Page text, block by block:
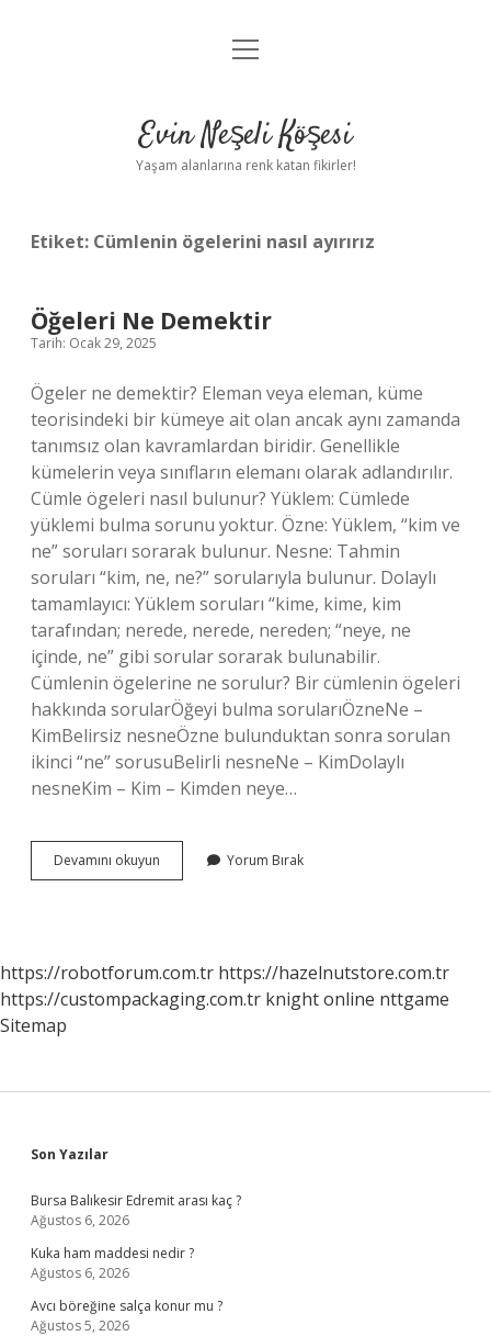
Anasayfa
Yasal Uyarı
menüyü
Evin Neşeli Köşesi
Yaşam alanlarına renk katan fikirler!
Etiket: Cümlenin ögelerini nasıl ayırırız
Öğeleri Ne Demektir
Tarih: Ocak 29, 2025
Ögeler ne demektir? Eleman veya eleman, küme
teorisindeki bir kümeye ait olan ancak aynı zamanda
tanımsız olan kavramlardan biridir. Genellikle
kümelerin veya sınıfların elemanı olarak adlandırılır.
Cümle ögeleri nasıl bulunur? Yüklem: Cümlede
yüklemi bulma sorunu yoktur. Özne: Yüklem, “kim ve
ne” soruları sorarak bulunur. Nesne: Tahmin
soruları “kim, ne, ne?” sorularıyla bulunur. Dolaylı
tamamlayıcı: Yüklem soruları “kime, kime, kim
tarafından; nerede, nerede, nereden; “neye, ne
içinde, ne” gibi sorular sorarak bulunabilir.
Cümlenin ögelerine ne sorulur? Bir cümlenin ögeleri
hakkında sorularÖğeyi bulma sorularıÖzneNe –
KimBelirsiz nesneÖzne bulunduktan sonra sorulan
ikinci “ne” sorusuBelirli nesneNe – KimDolaylı
nesneKim – Kim – Kimden neye…
Devamını okuyun
Ne
Yorum Bırak
https://robotforum.com.tr https://hazelnutstore.com.tr
https://custompackaging.com.tr knight online nttgame
Sitemap
Sidebar
Son Yazılar
Bursa Balıkesir Edremit arası kaç ?
Ağustos 6, 2026
Kuka ham maddesi nedir ?
Ağustos 6, 2026
Avcı böreğine salça konur mu ?
Ağustos 5, 2026